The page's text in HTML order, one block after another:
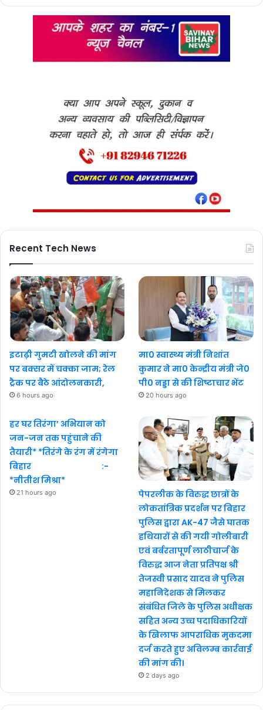
Recent Tech News
इटाढ़ी गुमटी खोलने की मांग
पर बक्सर में चक्का जाम; रेल
ट्रैक पर बैठे आंदोलनकारी,
6 hours ago
मा0 स्वास्थ्य मंत्री निशांत
कुमार ने मा0 केन्द्रीय मंत्री जे0
पी0 नड्डा से की शिष्टाचार भेंट
20 hours ago
हर घर तिरंगा’ अभियान को
जन-जन तक पहुंचाने की
तैयारी* *तिरंगे के रंग में रंगेगा
बिहार :-
*नीतीश मिश्रा*
21 hours ago
पेपरलीक के विरुद्ध छात्रों के
लोकतांत्रिक प्रदर्शन पर बिहार
पुलिस द्वारा AK-47 जैसे घातक
हथियारों से की गयी गोलीबारी
एवं बर्बरतापूर्ण लाठीचार्ज के
विरुद्ध आज नेता प्रतिपक्ष श्री
तेजस्वी प्रसाद यादव ने पुलिस
महानिदेशक से मिलकर
संबंधित जिले के पुलिस अधीक्षक
सहित अन्य उच्च पदाधिकारियों
के खिलाफ आपराधिक मुकदमा
दर्ज करते हुए अविलम्ब कार्रवाई
की मांग की।
2 days ago